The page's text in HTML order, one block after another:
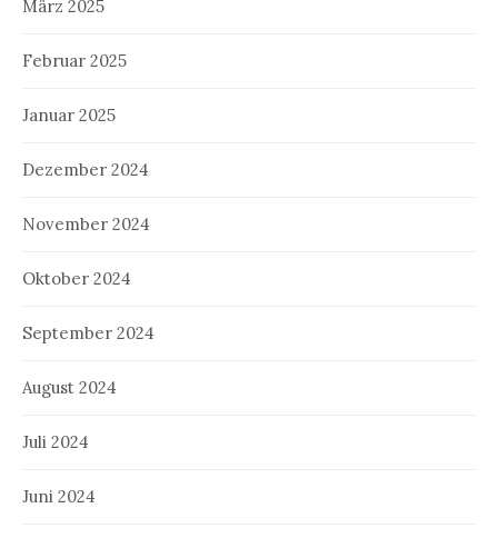
März 2025
Februar 2025
Januar 2025
Dezember 2024
November 2024
Oktober 2024
September 2024
August 2024
Juli 2024
Juni 2024